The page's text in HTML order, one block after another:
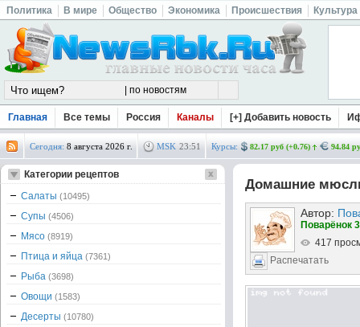
Политика В мире Общество Экономика Происшествия Культура
Главная Все темы Россия Каналы [+] Добавить новость
Сегодня: 8 августа 2026 г. MSK 23:51 Курсы: 82.17 руб (+0.76) 94.84
Домашние
Автор:
Поварёнок
417
Распечатать
Категории рецептов
Салаты (10495)
Супы (4506)
Мясо (8919)
Птица и яйца (7361)
Рыба (3698)
Овощи (1583)
Десерты (10780)